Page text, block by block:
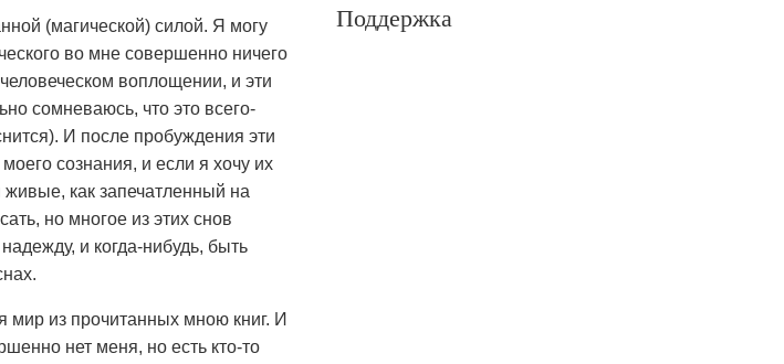
(магической) силой. Я могу
во мне совершенно ничего
воплощении, и эти
сомневаюсь, что это всего-
И после пробуждения эти
сознания, и если я хочу их
как запечатленный на
но многое из этих снов
и когда-нибудь, быть
из прочитанных мною книг. И
нет меня, но есть кто-то
Поддержка